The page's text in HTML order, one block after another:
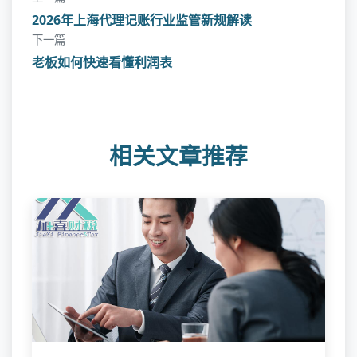
2026年上海代理记账行业监管新规解读
下一篇
老板如何快速看懂利润表
相关文章推荐